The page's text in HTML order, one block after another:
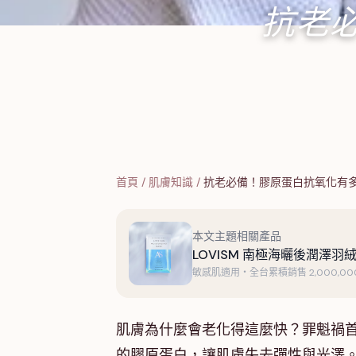
抗老
首頁 / 肌膚知識 / 抗老必備！膠原蛋白抗氧化有
本文主題相關產品
LOVISM 南極海曬後潤澤羽
敏感肌適用・全台累積銷售
肌膚為什麼會老化得這麼快？罪魁禍